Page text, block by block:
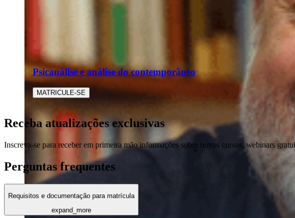
Psicanálise e análise do contemporâneo
MATRICULE-SE
Receba atualizações exclusivas
Inscreva-se para receber em primeira mão informações sobre novos cursos, webinars
Perguntas frequentes
Requisitos e documentação para matrícula
expand_more